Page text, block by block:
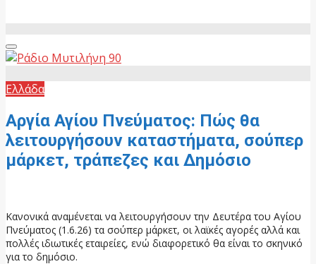
Primary
Menu
Ελλάδα
Αργία Αγίου Πνεύματος: Πώς θα
λειτουργήσουν καταστήματα, σούπερ
μάρκετ, τράπεζες και Δημόσιο
Κανονικά αναμένεται να λειτουργήσουν την Δευτέρα του Αγίου
Πνεύματος (1.6.26) τα σούπερ μάρκετ, οι λαϊκές αγορές αλλά και
πολλές ιδιωτικές εταιρείες, ενώ διαφορετικό θα είναι το σκηνικό
για το δημόσιο.